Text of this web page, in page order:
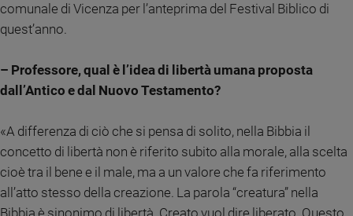
Devozione
e
Parola
giorno
del
giorno
e
valori
comunale di Vicenza per l’anteprima del Festival Biblico di
quest’anno.
– Professore, qual è l’idea di libertà umana proposta
dall’Antico e dal Nuovo Testamento?
«A differenza di ciò che si pensa di solito, nella Bibbia il
concetto di libertà non è riferito subito alla morale, alla scelta
cioè tra il bene e il male, ma a un valore che fa riferimento
all’atto stesso della creazione. La parola “creatura” nella
Bibbia è sinonimo di libertà. Creato vuol dire liberato. Questo